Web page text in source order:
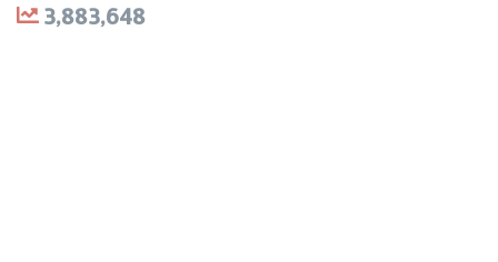
3,883,648